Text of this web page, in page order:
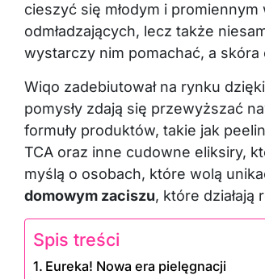
cieszyć się młodym i
odmładzających, lecz także
wystarczy nim pomachać, a
Wiqo zadebiutował na rynku
pomysły zdają się przewyższać
formuły produktów, takie jak
TCA oraz inne cudowne eliksiry,
myślą o osobach, które wolą
domowym zaciszu, które
Spis treści
Eureka! Nowa era pielęgnacji